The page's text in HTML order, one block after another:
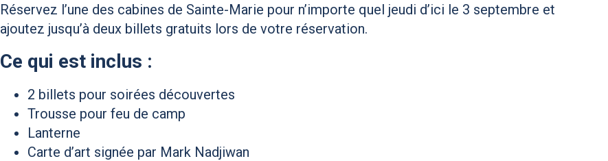
Réservez l’une des cabines de Sainte-Marie pour n’importe quel jeudi d’ici le 3 septembre et
ajoutez jusqu’à deux billets gratuits lors de votre réservation.
Ce qui est inclus :
2 billets pour soirées découvertes
Trousse pour feu de camp
Lanterne
Carte d’art signée par Mark Nadjiwan